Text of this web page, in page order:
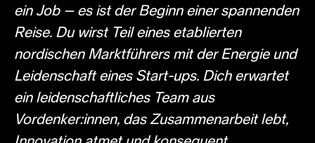
ein Job – es ist der Beginn einer spannenden
Reise. Du wirst Teil eines etablierten
nordischen Marktführers mit der Energie und
Leidenschaft eines Start-ups. Dich erwartet
ein leidenschaftliches Team aus
Vordenker:innen, das Zusammenarbeit lebt,